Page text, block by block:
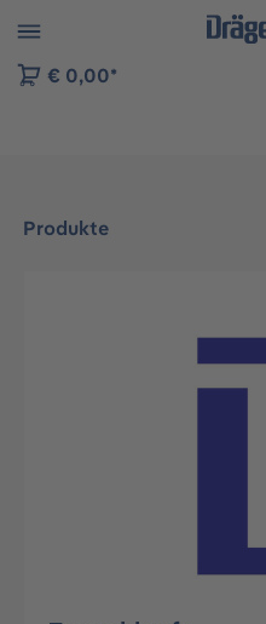
der B2B-Plattform
€ 0,00*
Produkte
Bildergalerie